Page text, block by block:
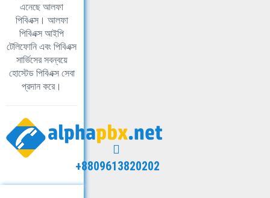
এনেছে আলফা
পিবিএক্স। আলফা
পিবিএক্স আইপি
টেলিফোনি এবং পিবিএক্স
সার্ভিসের সবন্বয়ে
হোস্টেড পিবিএক্স সেবা
প্রদান করে।
+8809613820202